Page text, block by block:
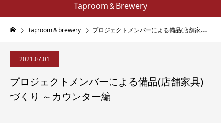
Taproom＆Brewery
taproom＆brewery プロジェクトメンバーによる備品(店舗家具)づくり ～カウンター編
2021.07.01
プロジェクトメンバーによる備品(店舗家具)
づくり ～カウンター編